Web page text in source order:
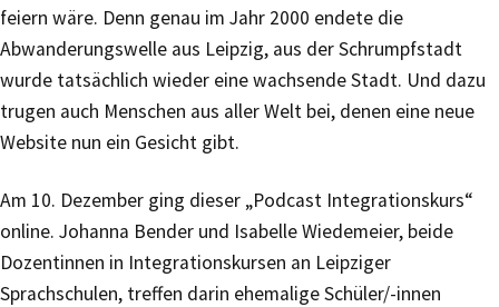
feiern wäre. Denn genau im Jahr 2000 endete die
Abwanderungswelle aus Leipzig, aus der Schrumpfstadt
wurde tatsächlich wieder eine wachsende Stadt. Und dazu
trugen auch Menschen aus aller Welt bei, denen eine neue
Website nun ein Gesicht gibt.
Am 10. Dezember ging dieser „Podcast Integrationskurs“
online. Johanna Bender und Isabelle Wiedemeier, beide
Dozentinnen in Integrationskursen an Leipziger
Sprachschulen, treffen darin ehemalige Schüler/-innen